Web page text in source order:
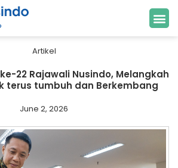
Artikel
22 Rajawali Nusindo, Melangkah
terus tumbuh dan Berkembang
June 2, 2026